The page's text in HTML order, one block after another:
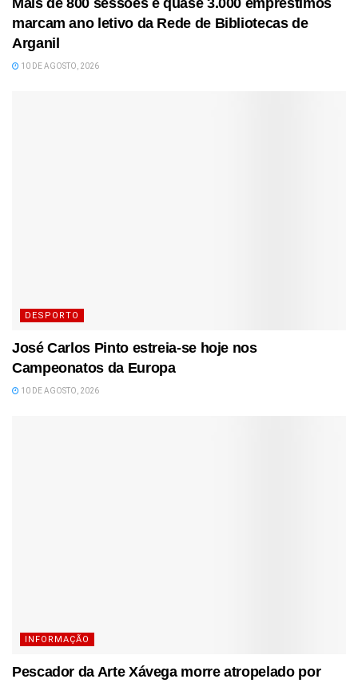
marcam ano letivo da Rede de Bibliotecas de
Arganil
10 DE AGOSTO, 2026
DESPORTO
José Carlos Pinto estreia-se hoje nos
Campeonatos da Europa
10 DE AGOSTO, 2026
INFORMAÇÃO
Pescador da Arte Xávega morre atropelado por